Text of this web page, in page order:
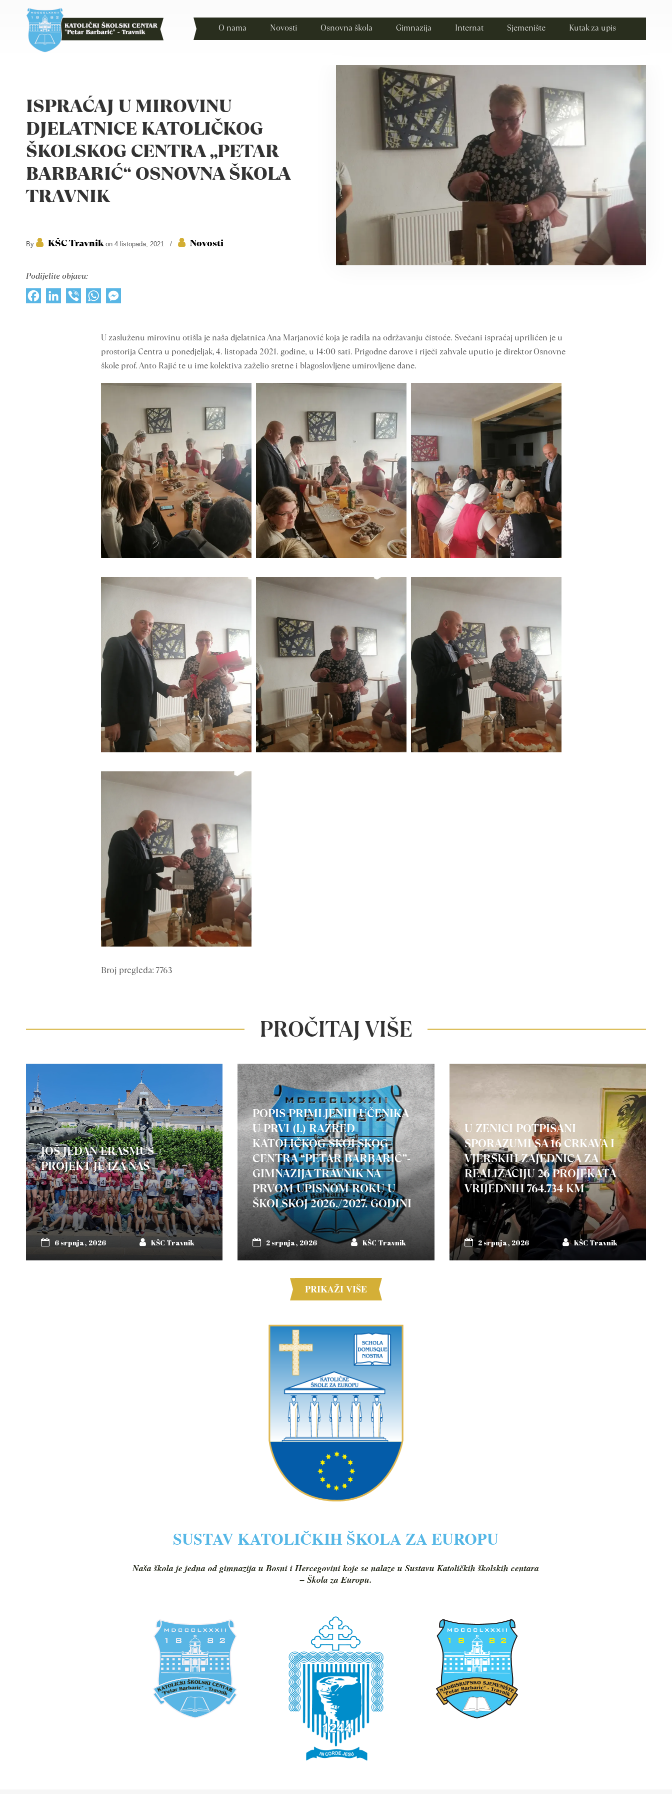
O nama Novosti Osnovna škola Gimnazija Internat Sjemenište Kutak za upis
ISPRAĆAJ U MIROVINU
DJELATNICE KATOLIČKOG
ŠKOLSKOG CENTRA „PETAR
BARBARIĆ“ OSNOVNA ŠKOLA
TRAVNIK
By KŠC Travnikon 4 listopada, 2021 / Novosti
Podijelite objavu:
FacebookLinkedInViber WhatsApp
U zasluženu mirovinu otišla je naša djelatnica Ana Marjanović koja je radila na održavanju čistoće. Svečani ispraćaj uprilićen je u
prostorija Centra u ponedjeljak, 4. listopada 2021. godine, u 14:00 sati. Prigodne darove i riječi zahvale uputio je direktor Osnovne
škole prof. Anto Rajić te u ime kolektiva zaželio sretne i blagoslovljene umirovljene dane.
Broj pregleda: 7763
PROČITAJ VIŠE
JOŠ JEDAN ERASMUS +
PROJEKT JE IZA NAS
6 srpnja, 2026 KŠC Travnik
POPIS PRIMLJENIH UČENIKA
U PRVI (I.) RAZRED
KATOLIČKOG ŠKOLSKOG
CENTRA “PETAR BARBARIĆ”-
GIMNAZIJA TRAVNIK NA
PRVOM UPISNOM ROKU U
ŠKOLSKOJ 2026./2027. GODINI
2 srpnja, 2026 KŠC Travnik
U ZENICI POTPISANI
SPORAZUMI SA 16 CRKAVA I
VJERSKIH ZAJEDNICA ZA
REALIZACIJU 26 PROJEKATA
VRIJEDNIH 764.734 KM
2 srpnja, 2026 KŠC Travnik
PRIKAŽI VIŠE
SUSTAV KATOLIČKIH ŠKOLA ZA EUROPU
Naša škola je jedna od gimnazija u Bosni i Hercegovini koje se nalaze u Sustavu Katoličkih školskih centara
– Škola za Europu.